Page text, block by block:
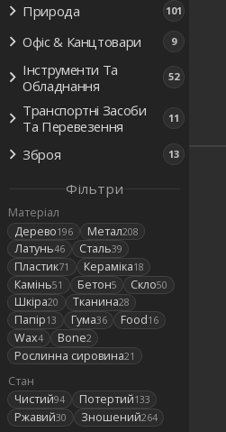
Природа 101
Офіс & Канцтовари 9
Інструменти Та
Обладнання
52
Транспортні Засоби
Та Перевезення
11
Зброя 13
Фільтри
Матеріал
Дерево196 Метал208
Латунь46 Сталь39
Пластик71 Кераміка18
Камінь51 Бетон5 Скло50
Шкіра20 Тканина28
Папір13 Гума36 Food16
Wax4 Bone2
Рослинна сировина21
Стан
Чистий94 Потертий133
Ржавий30 Зношений264